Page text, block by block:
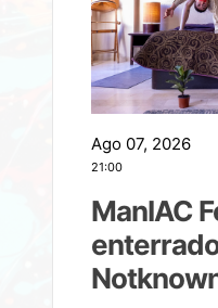
Ago 07, 2026
21:00
ManIAC